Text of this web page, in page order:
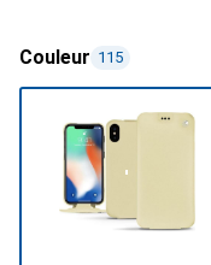
Couleur 115